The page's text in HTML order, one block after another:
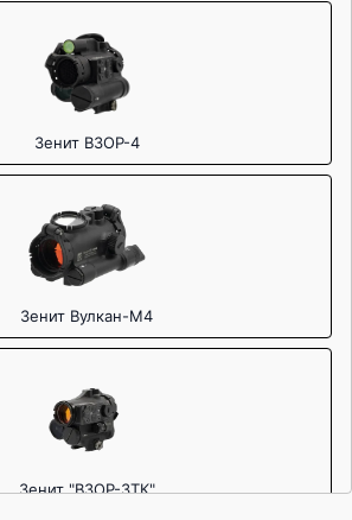
Зенит ВЗОР-4
Зенит Вулкан-М4
Зенит "ВЗОР-3ТК"